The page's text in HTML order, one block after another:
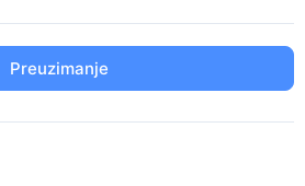
Preuzimanje